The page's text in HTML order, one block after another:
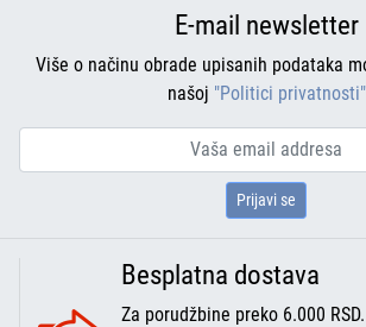
E-mail newsletter
Više o načinu obrade upisanih podataka
našoj "Politici privatnosti"
Prijavi se
Besplatna dostava
Za porudžbine preko 6.000